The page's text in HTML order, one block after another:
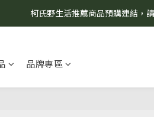
8/7 當天暫停開放工作室。
柯氏野生活推薦商品預購連結，
品牌專區